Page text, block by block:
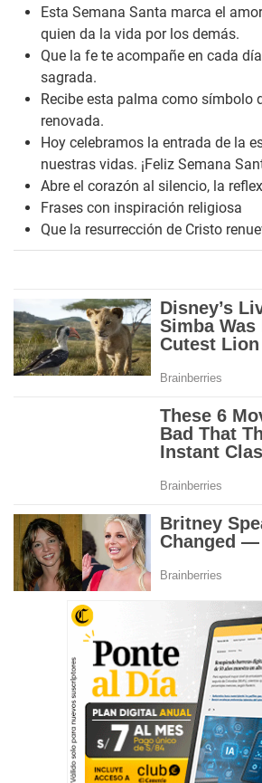
Esta Semana Santa marca el
quien da la vida por los demás.
Que la fe te acompañe en cada
sagrada.
Recibe esta palma como símbolo
renovada.
Hoy celebramos la entrada de la
nuestras vidas. ¡Feliz Semana
Abre el corazón al silencio, la
Frases con inspiración religiosa
Que la resurrección de Cristo